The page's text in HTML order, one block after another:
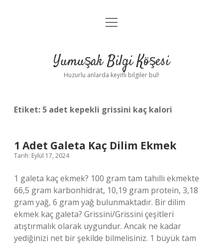
Anasayfa
Yasal Uyarı
menüyü
Yumuşak Bilgi Köşesi
Huzurlu anlarda keyifli bilgiler bul!
Etiket: 5 adet kepekli grissini kaç kalori
1 Adet Galeta Kaç Dilim Ekmek
Tarih: Eylül 17, 2024
1 galeta kaç ekmek? 100 gram tam tahıllı ekmekte
66,5 gram karbonhidrat, 10,19 gram protein, 3,18
gram yağ, 6 gram yağ bulunmaktadır. Bir dilim
ekmek kaç galeta? Grissini/Grissini çeşitleri
atıştırmalık olarak uygundur. Ancak ne kadar
yediğinizi net bir şekilde bilmelisiniz. 1 büyük tam